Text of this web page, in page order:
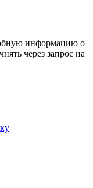
информацию о
через запрос на